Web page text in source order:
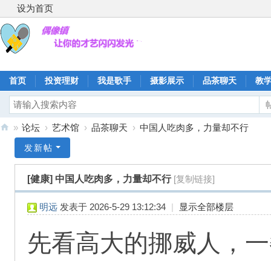
设为首页
首页 投资理财 我是歌手 摄影展示 品茶聊天 教
» 论坛 › 艺术馆 › 品茶聊天 › 中国人吃肉多，力量却不行
发新帖
[健康] 中国人吃肉多，力量却不行 [复制链接]
明远 发表于 2026-5-29 13:12:34 | 显示全部楼层
先看高大的挪威人，